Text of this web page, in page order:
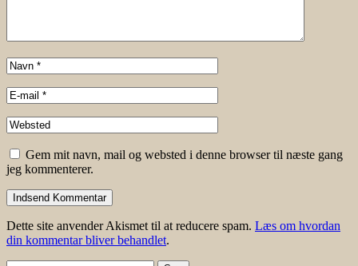
Gem mit navn, mail og websted i denne browser til næste gang
jeg kommenterer.
Dette site anvender Akismet til at reducere spam. Læs om hvordan
din kommentar bliver behandlet.